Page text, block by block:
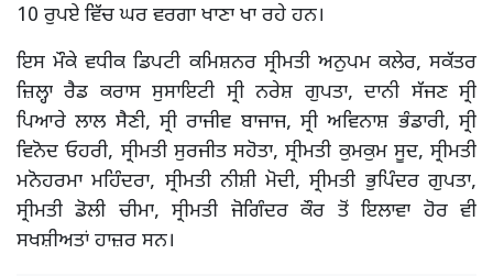
10 ਰੁਪਏ ਵਿੱਚ ਘਰ ਵਰਗਾ ਖਾਣਾ ਖਾ ਰਹੇ ਹਨ।
ਇਸ ਮੌਕੇ ਵਧੀਕ ਡਿਪਟੀ ਕਮਿਸ਼ਨਰ ਸ੍ਰੀਮਤੀ ਅਨੁਪਮ ਕਲੇਰ, ਸਕੱਤਰ
ਜ਼ਿਲ੍ਹਾ ਰੈਡ ਕਰਾਸ ਸੁਸਾਇਟੀ ਸ੍ਰੀ ਨਰੇਸ਼ ਗੁਪਤਾ, ਦਾਨੀ ਸੱਜਣ ਸ੍ਰੀ
ਪਿਆਰੇ ਲਾਲ ਸੈਣੀ, ਸ੍ਰੀ ਰਾਜੀਵ ਬਾਜਾਜ, ਸ੍ਰੀ ਅਵਿਨਾਸ਼ ਭੰਡਾਰੀ, ਸ੍ਰੀ
ਵਿਨੋਦ ਓਹਰੀ, ਸ੍ਰੀਮਤੀ ਸੁਰਜੀਤ ਸਹੋਤਾ, ਸ੍ਰੀਮਤੀ ਕੁਮਕੁਮ ਸੂਦ, ਸ੍ਰੀਮਤੀ
ਮਨੋਹਰਮਾ ਮਹਿੰਦਰਾ, ਸ੍ਰੀਮਤੀ ਨੀਸ਼ੀ ਮੋਦੀ, ਸ੍ਰੀਮਤੀ ਭੁਪਿੰਦਰ ਗੁਪਤਾ,
ਸ੍ਰੀਮਤੀ ਡੋਲੀ ਚੀਮਾ, ਸ੍ਰੀਮਤੀ ਜੋਗਿੰਦਰ ਕੌਰ ਤੋਂ ਇਲਾਵਾ ਹੋਰ ਵੀ
ਸਖਸ਼ੀਅਤਾਂ ਹਾਜ਼ਰ ਸਨ।